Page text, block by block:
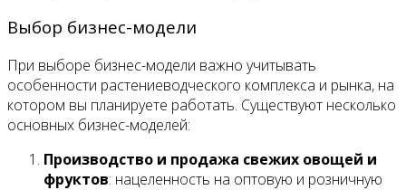
Выбор бизнес-модели
При выборе бизнес-модели важно учитывать
особенности растениеводческого комплекса и рынка, на
котором вы планируете работать. Существуют несколько
основных бизнес-моделей:
Производство и продажа свежих овощей и
фруктов: нацеленность на оптовую и розничную